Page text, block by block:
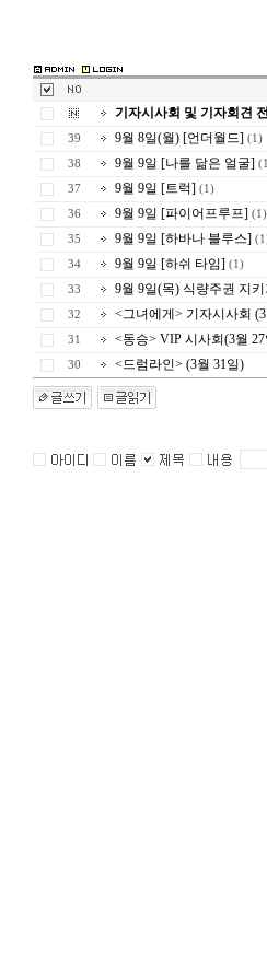
기자시사회 및 기자회견
39 9월 8일(월) [언더월드] (1)
38 9월 9일 [나를 닮은 얼굴]
37 9월 9일 [트럭] (1)
36 9월 9일 [파이어프루프] (1)
35 9월 9일 [하바나 블루스]
34 9월 9일 [하쉬 타임] (1)
33 9월 9일(목) 식량주권 지
32 <그녀에게> 기자시사회
31 <동승> VIP 시사회(3월
30 <드럼라인> (3월 31일)